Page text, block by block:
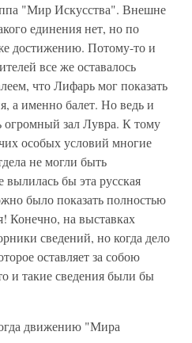
"Мир Искусства". Внешне
единения нет, но по
достижению. Потому-то и
все же оставалось
что Лифарь мог показать
а именно балет. Но ведь и
огромный зал Лувра. К тому
особых условий многие
не могли быть
бы эта русская
было показать полностью
Конечно, на выставках
сведений, но когда дело
оставляет за собою
и такие сведения были бы
движению "Мира